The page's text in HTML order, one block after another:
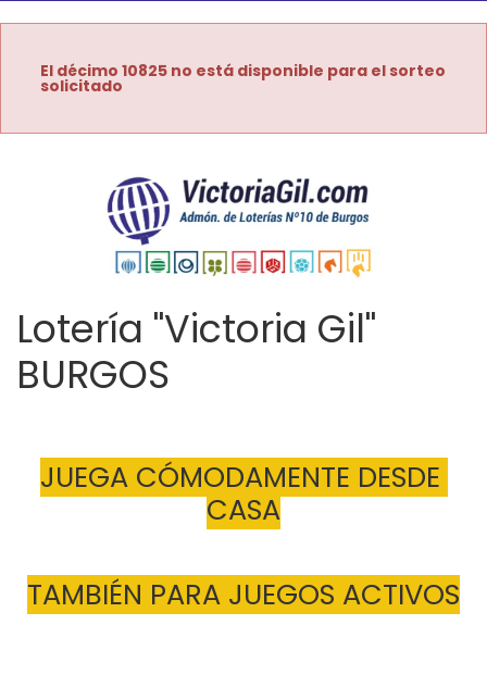
El décimo 10825 no está disponible para el sorteo
solicitado
Lotería "Victoria Gil"
BURGOS
JUEGA CÓMODAMENTE DESDE
CASA
TAMBIÉN PARA JUEGOS ACTIVOS